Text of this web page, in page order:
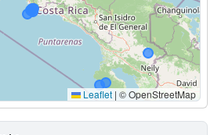
Leaflet | © OpenStreetMap